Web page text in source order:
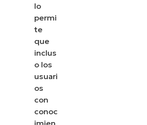
lo
permi
te
que
inclus
o los
usuari
os
con
conoc
imien